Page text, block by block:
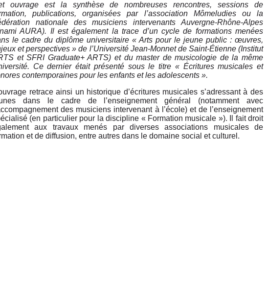
ouvrage est la synthèse de nombreuses rencontres, sessions de
publications, organisées par l’association Mômeludies ou la
nationale des musiciens intervenants Auvergne-Rhône-Alpes
AURA). Il est également la trace d’un cycle de formations menées
le cadre du diplôme universitaire « Arts pour le jeune public : œuvres,
et perspectives » de l’Université Jean-Monnet de Saint-Étienne (Institut
et SFRI Graduate+ ARTS) et du master de musicologie de la même
Ce dernier était présenté sous le titre « Écritures musicales et
contemporaines pour les enfants et les adolescents ».
retrace ainsi un historique d’écritures musicales s’adressant à des
dans le cadre de l’enseignement général (notamment avec
des musiciens intervenant à l’école) et de l’enseignement
(en particulier pour la discipline « Formation musicale »). Il fait droit
aux travaux menés par diverses associations musicales de
et de diffusion, entre autres dans le domaine social et culturel.